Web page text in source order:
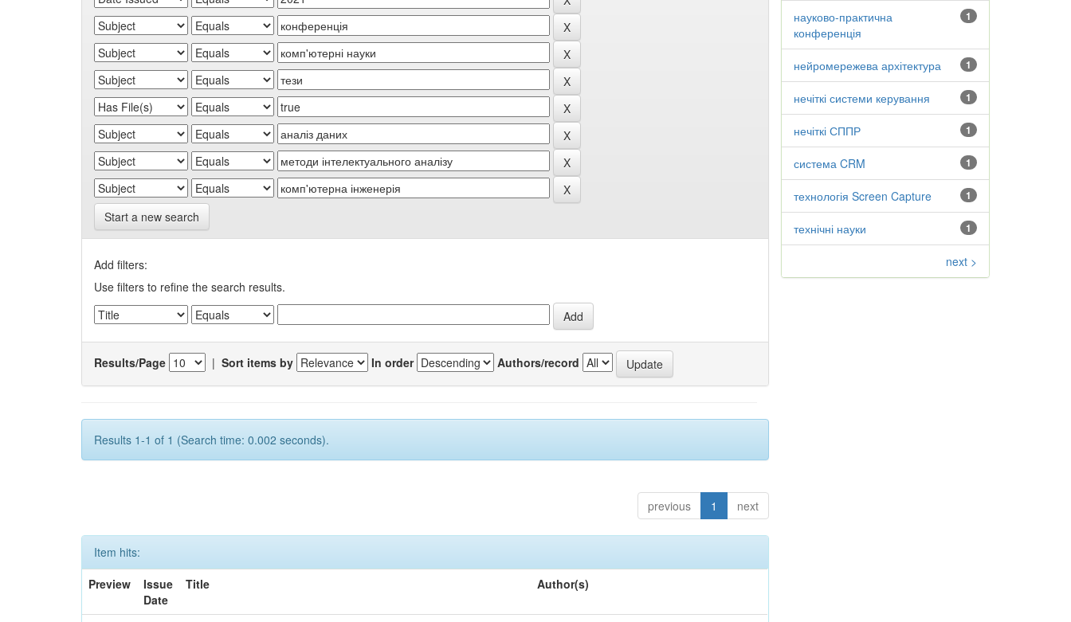
Start a new search
Add filters:
Use filters to refine the search results.
Results/Page | Sort items by In order Authors/record
Results 1-1 of 1 (Search time: 0.002 seconds).
previous 1 next
Item hits:
Preview
Issue
Date
Title Author(s)
1
науково-практична
конференція
1
нейромережева архітектура
1
нечіткі системи керування
1
нечіткі СППР
1
система CRM
1
технологія Screen Capture
1
технічні науки
next >